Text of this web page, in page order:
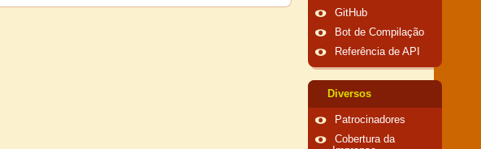
GitHub
Bot de Compilação
Referência de API
Diversos
Patrocinadores
Cobertura da